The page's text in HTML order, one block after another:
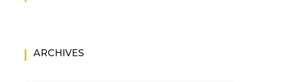
ARCHIVES